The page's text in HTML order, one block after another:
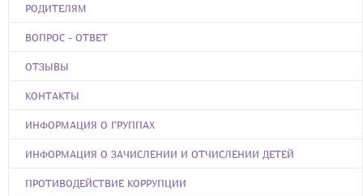
РОДИТЕЛЯМ
ВОПРОС - ОТВЕТ
ОТЗЫВЫ
КОНТАКТЫ
ИНФОРМАЦИЯ О ГРУППАХ
ИНФОРМАЦИЯ О ЗАЧИСЛЕНИИ И ОТЧИСЛЕНИИ ДЕТЕЙ
ПРОТИВОДЕЙСТВИЕ КОРРУПЦИИ